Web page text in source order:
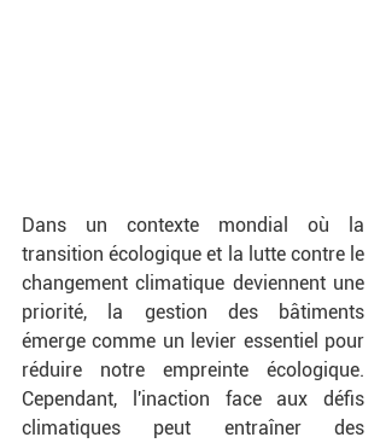
Dans un contexte mondial où la
transition écologique et la lutte contre le
changement climatique deviennent une
priorité, la gestion des bâtiments
émerge comme un levier essentiel pour
réduire notre empreinte écologique.
Cependant, l'inaction face aux défis
climatiques peut entraîner des